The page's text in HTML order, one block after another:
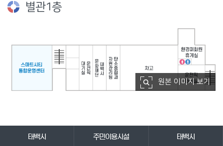
별관1층
원본 이미지 보기
태백시 주민이용시설 태백시